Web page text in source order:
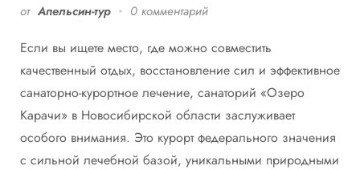
от Апельсин-тур 0 комментарий
Если вы ищете место, где можно совместить
качественный отдых, восстановление сил и эффективное
санаторно-курортное лечение, санаторий «Озеро
Карачи» в Новосибирской области заслуживает
особого внимания. Это курорт федерального значения
с сильной лечебной базой, уникальными природными